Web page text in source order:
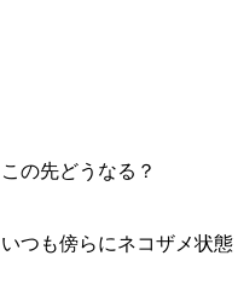
の先どうなる？
つも傍らにネコザメ状態